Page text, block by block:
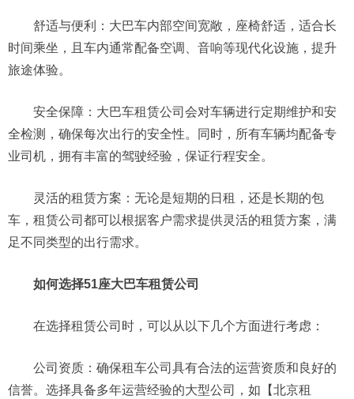
舒适与便利：大巴车内部空间宽敞，座椅舒适，适合长
时间乘坐，且车内通常配备空调、音响等现代化设施，提升
旅途体验。
安全保障：大巴车租赁公司会对车辆进行定期维护和安
全检测，确保每次出行的安全性。同时，所有车辆均配备专
业司机，拥有丰富的驾驶经验，保证行程安全。
灵活的租赁方案：无论是短期的日租，还是长期的包
车，租赁公司都可以根据客户需求提供灵活的租赁方案，满
足不同类型的出行需求。
如何选择51座大巴车租赁公司
在选择租赁公司时，可以从以下几个方面进行考虑：
公司资质：确保租车公司具有合法的运营资质和良好的
信誉。选择具备多年运营经验的大型公司，如【北京租